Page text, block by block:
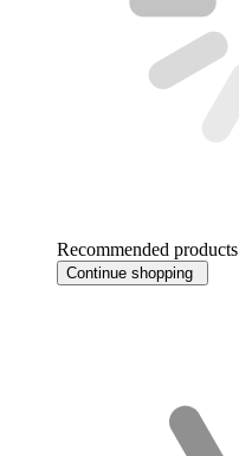
Recommended products
Continue shopping